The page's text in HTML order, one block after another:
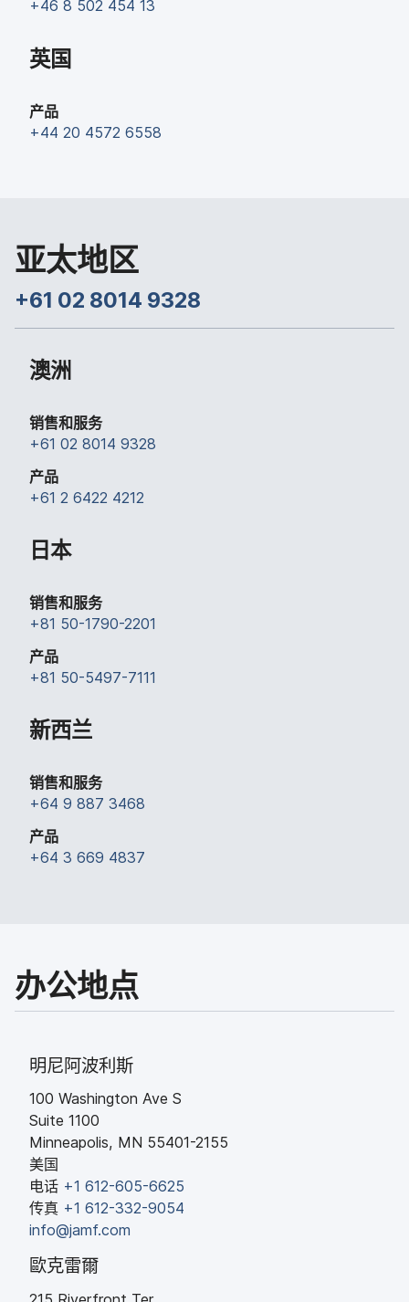
+46 8 502 454 13
英国
产品
+44 20 4572 6558
亚​太​地区
+61 02 8014 9328
澳洲
销售​和​服务
+61 02 8014 9328
产品
+61 2 6422 4212
日本
销售​和​服务
+81 50-1790-2201
产品
+81 50-5497-7111
新​西兰
销售​和​服务
+64 9 887 3468
产品
+64 3 669 4837
办公地​点
明尼阿波利斯
100 Washington Ave S
Suite 1100
Minneapolis, MN 55401-2155
美国
电话 +1 612-605-6625
传​真 +1 612-332-9054
info@jamf.com
歐克雷爾